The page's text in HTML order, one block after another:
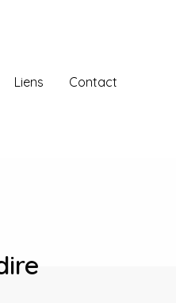
Liens Contact